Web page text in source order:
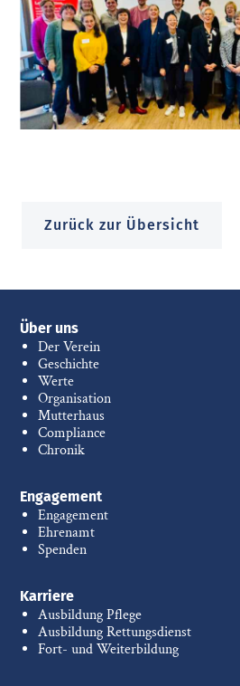
Zurück zur Übersicht
Über uns
Der Verein
Geschichte
Werte
Organisation
Mutterhaus
Compliance
Chronik
Engagement
Engagement
Ehrenamt
Spenden
Karriere
Ausbildung Pflege
Ausbildung Rettungsdienst
Fort- und Weiterbildung